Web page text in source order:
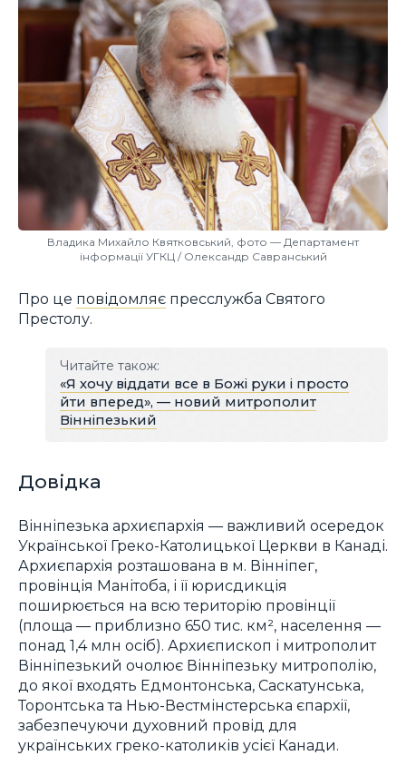
Владика Михайло Квятковський, фото — Департамент
інформації УГКЦ / Олександр Савранський
Про це повідомляє пресслужба Святого
Престолу.
Читайте також:
«Я хочу віддати все в Божі руки і просто
йти вперед», — новий митрополит
Вінніпезький
Довідка
Вінніпезька архиєпархія — важливий осередок
Української Греко-Католицької Церкви в Канаді.
Архиєпархія розташована в м. Вінніпег,
провінція Манітоба, і її юрисдикція
поширюється на всю територію провінції
(площа — приблизно 650 тис. км², населення —
понад 1,4 млн осіб). Архиєпископ і митрополит
Вінніпезький очолює Вінніпезьку митрополію,
до якої входять Едмонтонська, Саскатунська,
Торонтська та Нью-Вестмінстерська єпархії,
забезпечуючи духовний провід для
українських греко-католиків усієї Канади.